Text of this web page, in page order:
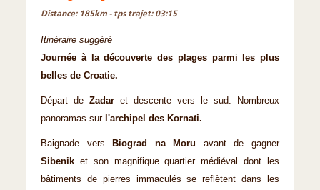
Distance: 185km - tps trajet: 03:15
Itinéraire suggéré
Journée à la découverte des plages parmi les plus
belles de Croatie.
Départ de Zadar et descente vers le sud. Nombreux
panoramas sur l'archipel des Kornati.
Baignade vers Biograd na Moru avant de gagner
Sibenik et son magnifique quartier médiéval dont les
bâtiments de pierres immaculés se reflètent dans les